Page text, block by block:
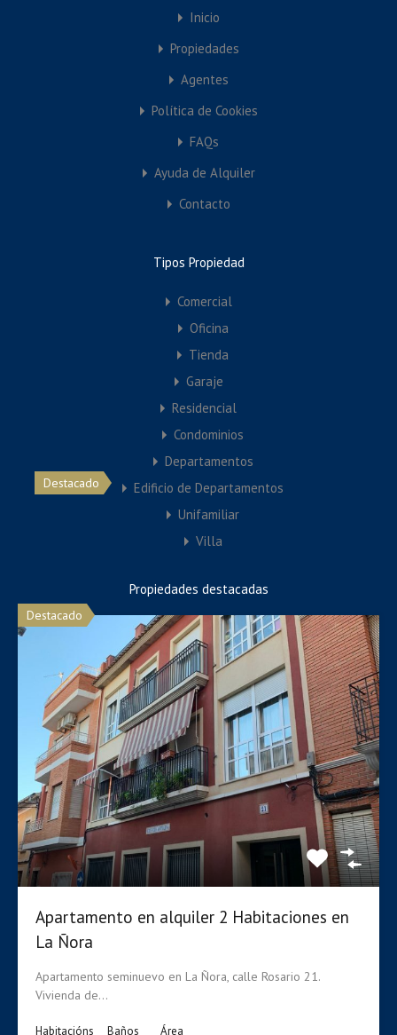
Disponible, En Alquiler, En Venta
Apartamento en Urbanización Veneziola
45 M²
Destacado
Hot
Apartamento en alquiler en la Alberca
1 1 40 M²
Disponible, En Alquiler
€425 Mensual
Inicio
Propiedades
Agentes
Política de Cookies
FAQs
Ayuda de Alquiler
Contacto
Tipos Propiedad
Comercial
Oficina
Tienda
Garaje
Residencial
Condominios
Departamentos
Edificio de Departamentos
Unifamiliar
Villa
Propiedades destacadas
Destacado
Apartamento en alquiler 2 Habitaciones en
La Ñora
Apartamento seminuevo en La Ñora, calle Rosario 21.
Vivienda de…
Habitacións Baños Área